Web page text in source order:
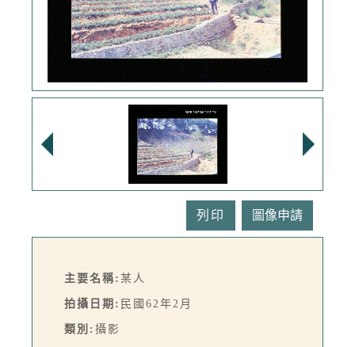
列印
主要名稱: 某人
拍攝日期: 民國62年2月
類別: 攝影